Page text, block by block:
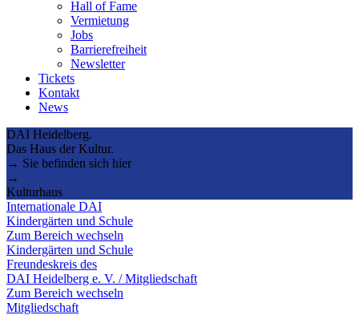
Hall of Fame
Vermietung
Jobs
Barrierefreiheit
Newsletter
Tickets
Kontakt
News
DAI Heidelberg.
Das Haus der Kultur.
→ Sie befinden sich hier
→
Kulturhaus
Internationale DAI
Kindergärten und Schule
Zum Bereich wechseln
Kindergärten und Schule
Freundeskreis des
DAI Heidelberg e. V. / Mitgliedschaft
Zum Bereich wechseln
Mitgliedschaft